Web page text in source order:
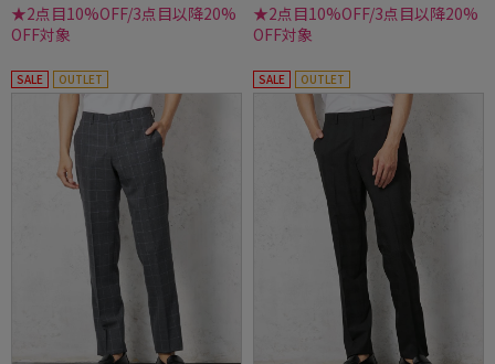
★2点目10%OFF/3点目以降20%
OFF対象
★2点目10%OFF/3点目以降20%
OFF対象
SALE OUTLET SALE OUTLET